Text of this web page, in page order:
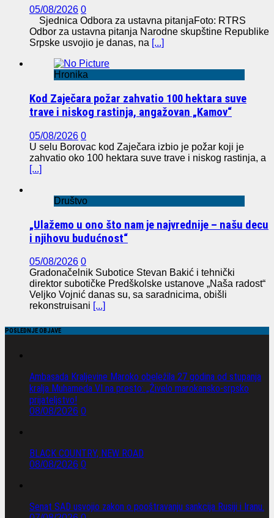
05/08/2026 0
Sjednica Odbora za ustavna pitanjaFoto: RTRS
Odbor za ustavna pitanja Narodne skupštine Republike
Srpske usvojio je danas, na [...]
Hronika
Kod Zaječara požar zahvatio 100 hektara suve
trave i niskog rastinja, angažovan „Kamov“
05/08/2026 0
U selu Borovac kod Zaječara izbio je požar koji je
zahvatio oko 100 hektara suve trave i niskog rastinja, a
[...]
Društvo
„Ulažemo u ono što nam je najvrednije – našu decu
i njihovu budućnost“
05/08/2026 0
Gradonačelnik Subotice Stevan Bakić i tehnički
direktor subotičke Predškolske ustanove „Naša radost“
Veljko Vojnić danas su, sa saradnicima, obišli
rekonstruisani [...]
POSLEDNJE OBJAVE
Ambasada Kraljevine Maroko obeležila 27 godina od stupanja
kralja Muhameda VI na presto: „Živelo marokansko-srpsko
prijateljstvo!
08/08/2026 0
BLACK COUNTRY, NEW ROAD
08/08/2026 0
Senat SAD usvojio zakon o pooštravanju sankcija Rusiji i Iranu.